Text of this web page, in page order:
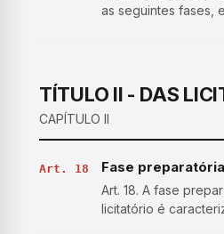
as seguintes fases,
de julgamento…
TÍTULO II - DAS
CAPÍTULO II
Art. 18 Fase
Art. 18. A fase
licitatório é